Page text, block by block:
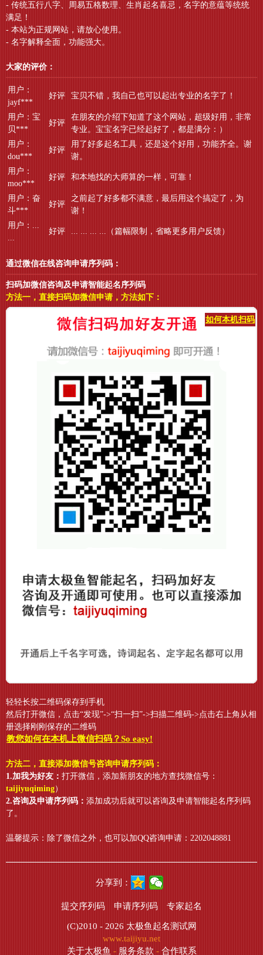
- 传统五行八字、周易五格数理、生肖起名喜忌，名字的意蕴等统统
满足！
- 本站为正规网站，请放心使用。
- 名字解释全面，功能强大。
大家的评价：
用户：
jayf***
好评 宝贝不错，我自己也可以起出专业的名字了！
用户：宝
贝***
好评
在朋友的介绍下知道了这个网站，超级好用，非常
专业。宝宝名字已经起好了，都是满分：）
用户：
dou***
好评
用了好多起名工具，还是这个好用，功能齐全。谢
谢。
用户：
moo***
好评 和本地找的大师算的一样，可靠！
用户：奋
斗***
好评
之前起了好多都不满意，最后用这个搞定了，为
谢！
用户：...
...
好评 ... ... ... ...（篇幅限制，省略更多用户反馈）
通过微信在线咨询申请序列码：
扫码加微信咨询及申请智能起名序列码
方法一，直接扫码加微信申请，方法如下：
如何本机扫码
轻轻长按二维码保存到手机
然后打开微信，点击“发现”->“扫一扫”->扫描二维码->点击右上角从相
册选择刚刚保存的二维码
教您如何在本机上微信扫码？So easy!
方法二，直接添加微信号咨询申请序列码：
1.加我为好友： 打开微信，添加新朋友的地方查找微信号：
taijiyuqiming）
2.咨询及申请序列码： 添加成功后就可以咨询及申请智能起名序列码
了。
温馨提示：除了微信之外，也可以加QQ咨询申请：2202048881
分享到：
提交序列码 申请序列码 专家起名
(C)2010 - 2026 太极鱼起名测试网
www.taijiyu.net
关于太极鱼 - 服务条款 - 合作联系